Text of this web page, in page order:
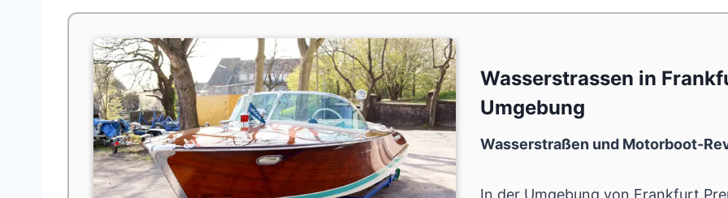
Wasserstrassen in
Umgebung
Wasserstraßen und Motorboot-
In der Umgebung von Frankfurt